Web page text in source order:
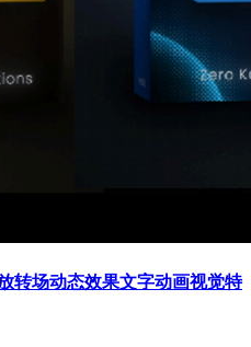
转场动态效果文字动画视觉特